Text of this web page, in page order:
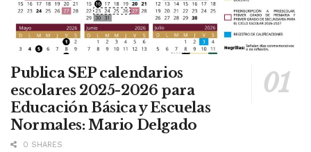
Publica SEP calendarios
escolares 2025-2026 para
Educación Básica y Escuelas
Normales: Mario Delgado
0 SHARES